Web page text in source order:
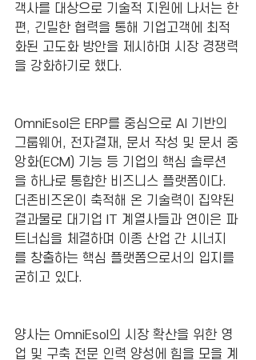
객사를 대상으로 기술적 지원에 나서는 한
편, 긴밀한 협력을 통해 기업고객에 최적
화된 고도화 방안을 제시하며 시장 경쟁력
을 강화하기로 했다.
OmniEsol은 ERP를 중심으로 AI 기반의
그룹웨어, 전자결재, 문서 작성 및 문서 중
앙화(ECM) 기능 등 기업의 핵심 솔루션
을 하나로 통합한 비즈니스 플랫폼이다.
더존비즈온이 축적해 온 기술력이 집약된
결과물로 대기업 IT 계열사들과 연이은 파
트너십을 체결하며 이종 산업 간 시너지
를 창출하는 핵심 플랫폼으로서의 입지를
굳히고 있다.
양사는 OmniEsol의 시장 확산을 위한 영
업 및 구축 전문 인력 양성에 힘을 모을 계